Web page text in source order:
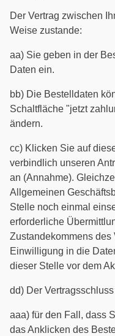
Der Vertrag zwischen
Weise zustande:
aa) Sie geben in der
Daten ein.
bb) Die Bestelldaten
Schaltfläche "jetzt
ändern.
cc) Klicken Sie auf
verbindlich unseren
an (Annahme).
Allgemeinen
Stelle noch einmal
erforderliche
Zustandekommens des
Einwilligung in die
dieser Stelle vor dem
dd) Der
aaa) für den Fall, dass
das Anklicken des